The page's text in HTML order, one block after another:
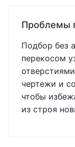
Проблемы
Подбор без
перекосом
чертежи и
чтобы
из строя